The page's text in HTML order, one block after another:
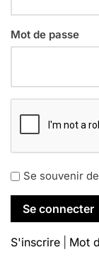
Mot de passe
Se souvenir
S'inscrire Mot